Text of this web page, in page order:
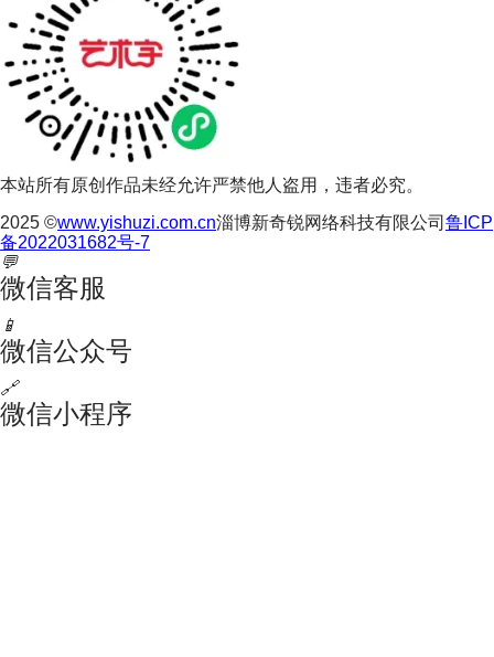
本站所有原创作品未经允许严禁他人盗用，违者必究。
2025 ©www.yishuzi.com.cn淄博新奇锐网络科技有限公司 鲁ICP
备2022031682号-7
💬
微信客服
📱
微信公众号
🔗
微信小程序